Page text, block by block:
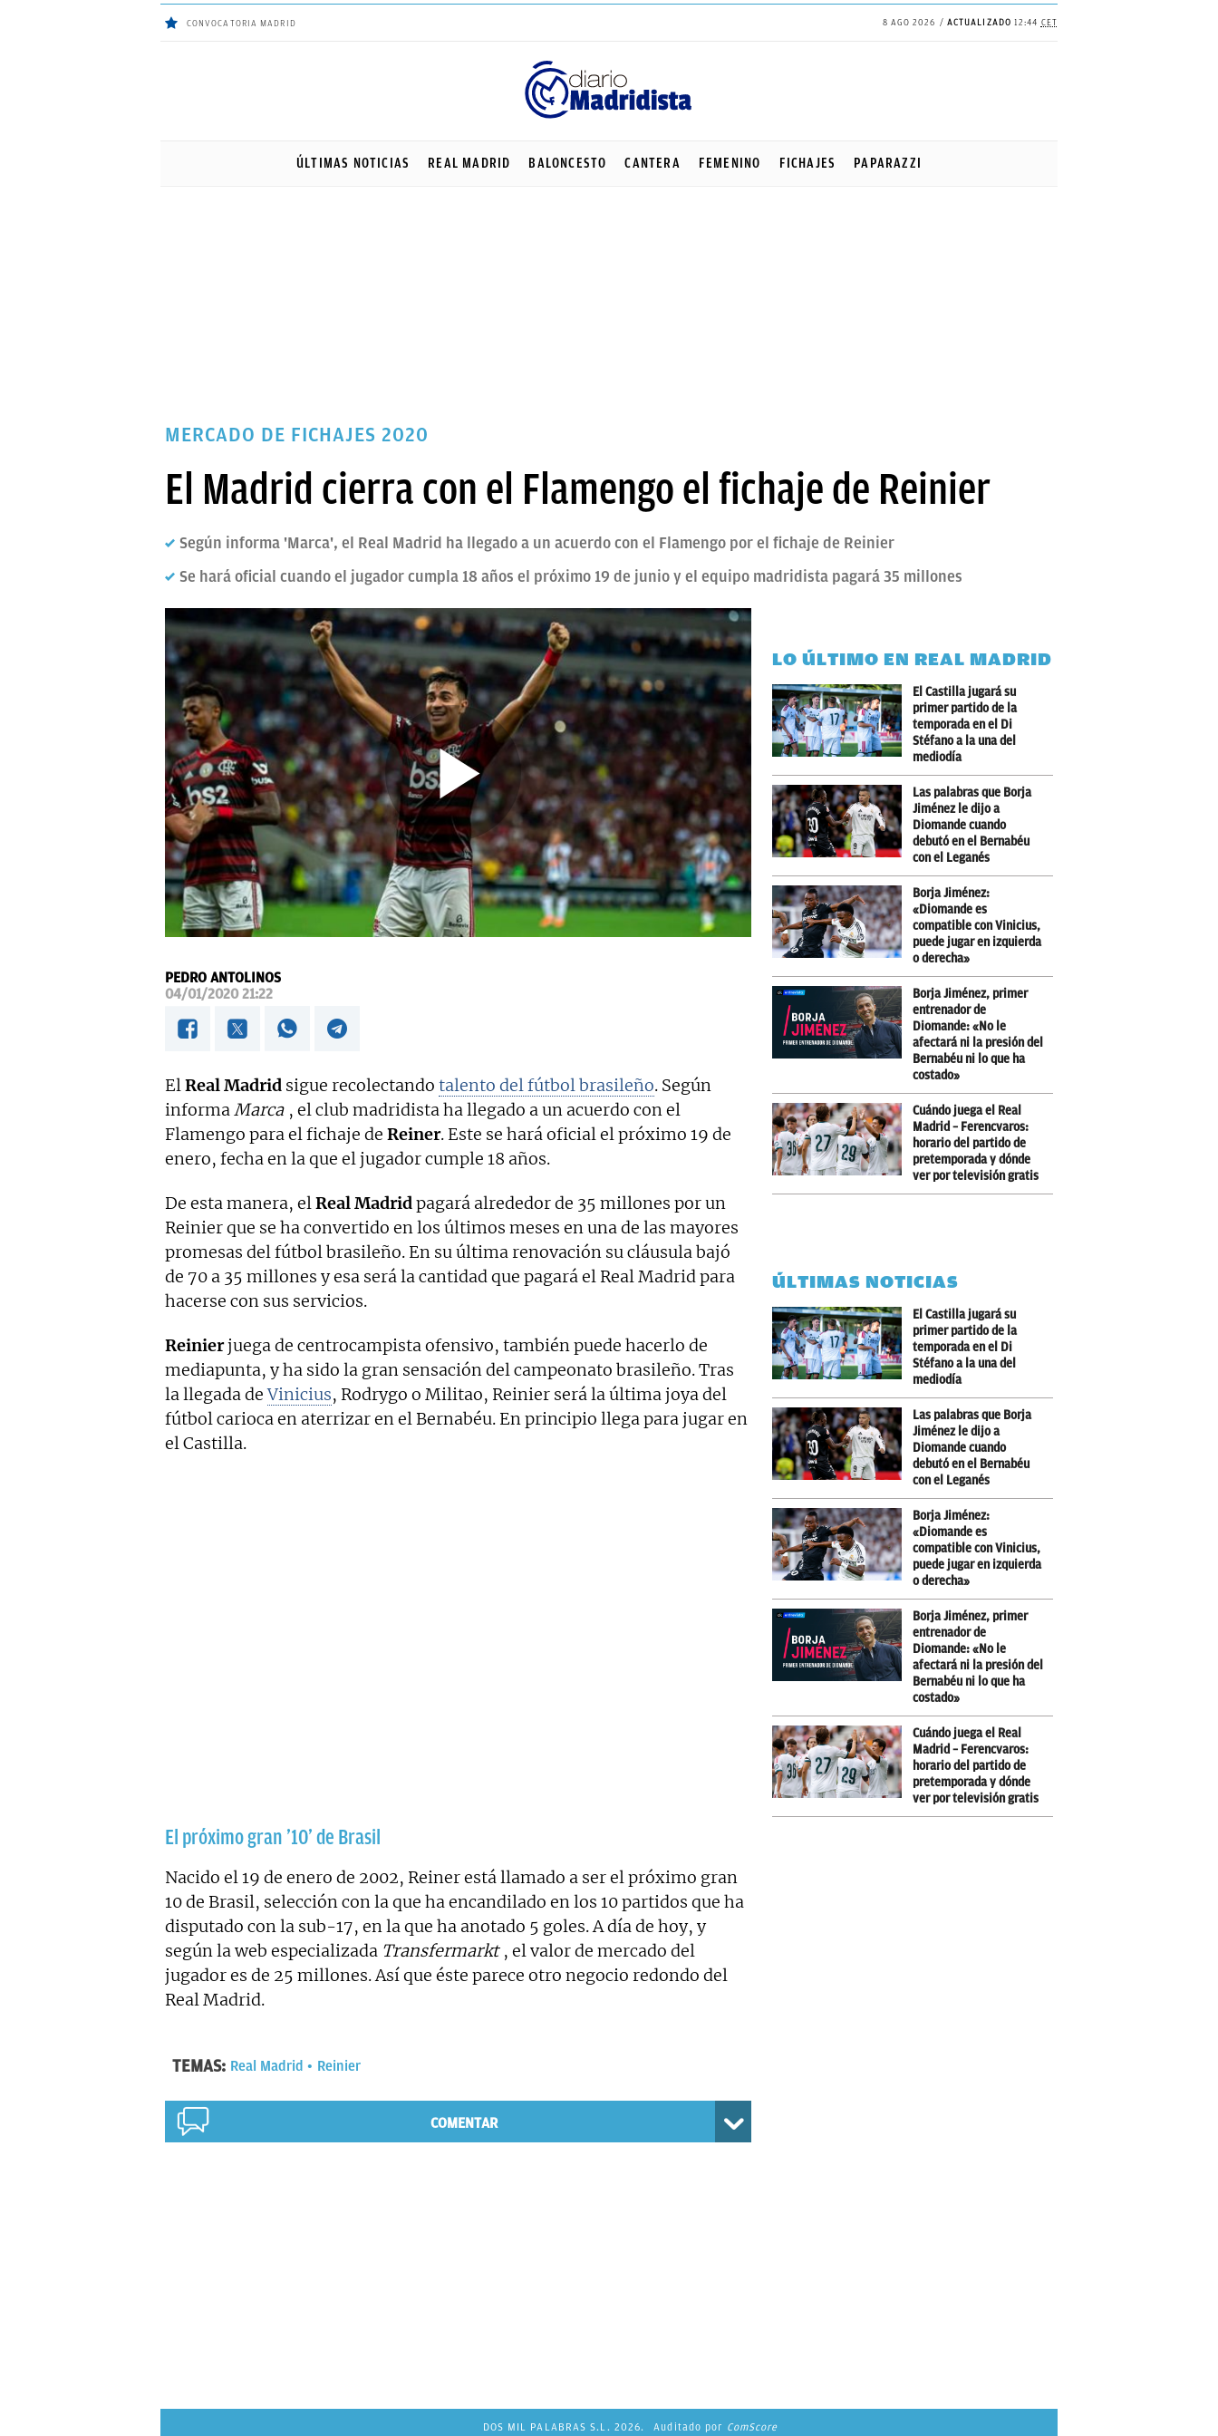
CONVOCATORIA MADRID 8 AGO 2026 ACTUALIZADO 12:44 CET
ÚLTIMAS NOTICIAS REAL MADRID BALONCESTO CANTERA FEMENINO FICHAJES PAPARAZZI
MERCADO DE FICHAJES 2020
El Madrid cierra con el Flamengo el fichaje de Reinier
Según informa 'Marca', el Real Madrid ha llegado a un acuerdo con el Flamengo por el fichaje de Reinier
Se hará oficial cuando el jugador cumpla 18 años el próximo 19 de junio y el equipo madridista pagará 35 millones
PEDRO ANTOLINOS
04/01/2020 21:22
ElReal Madrid sigue recolectando talento del fútbol brasileño. Según
informaMarca , el club madridista ha llegado a un acuerdo con el
Flamengo para el fichaje de Reiner. Este se hará oficial el próximo 19 de
enero, fecha en la que el jugador cumple 18 años.
De esta manera, elReal Madridpagará alrededor de 35 millones por un
Reinier que se ha convertido en los últimos meses en una de las mayores
promesas del fútbol brasileño. En su última renovación su cláusula bajó
de 70 a 35 millones y esa será la cantidad que pagará el Real Madrid para
hacerse con sus servicios.
Reinierjuega de centrocampista ofensivo, también puede hacerlo de
mediapunta, y ha sido la gran sensación del campeonato brasileño. Tras
la llegada deVinicius, Rodrygo o Militao, Reinier será la última joya del
fútbol carioca en aterrizar en el Bernabéu. En principio llega para jugar en
el Castilla.
El próximo gran ’10’ de Brasil
Nacido el 19 de enero de 2002, Reiner está llamado a ser el próximo gran
10 de Brasil, selección con la que ha encandilado en los 10 partidos que ha
disputado con la sub-17, en la que ha anotado 5 goles. A día de hoy, y
según la web especializada Transfermarkt , el valor de mercado del
jugador es de 25 millones. Así que éste parece otro negocio redondo del
Real Madrid.
TEMAS: Real Madrid Reinier
COMENTAR
LO ÚLTIMO EN REAL MADRID
El Castilla jugará su
primer partido de la
temporada en el Di
Stéfano a la una del
mediodía
Las palabras que Borja
Jiménez le dijo a
Diomande cuando
debutó en el Bernabéu
con el Leganés
Borja Jiménez:
«Diomande es
compatible con Vinicius,
puede jugar en izquierda
o derecha»
Borja Jiménez, primer
entrenador de
Diomande: «No le
afectará ni la presión del
Bernabéu ni lo que ha
costado»
Cuándo juega el Real
Madrid – Ferencvaros:
horario del partido de
pretemporada y dónde
ver por televisión gratis
ÚLTIMAS NOTICIAS
El Castilla jugará su
primer partido de la
temporada en el Di
Stéfano a la una del
mediodía
Las palabras que Borja
Jiménez le dijo a
Diomande cuando
debutó en el Bernabéu
con el Leganés
Borja Jiménez:
«Diomande es
compatible con Vinicius,
puede jugar en izquierda
o derecha»
Borja Jiménez, primer
entrenador de
Diomande: «No le
afectará ni la presión del
Bernabéu ni lo que ha
costado»
Cuándo juega el Real
Madrid – Ferencvaros:
horario del partido de
pretemporada y dónde
ver por televisión gratis
DOS MIL PALABRAS S.L. 2026. Auditado por ComScore